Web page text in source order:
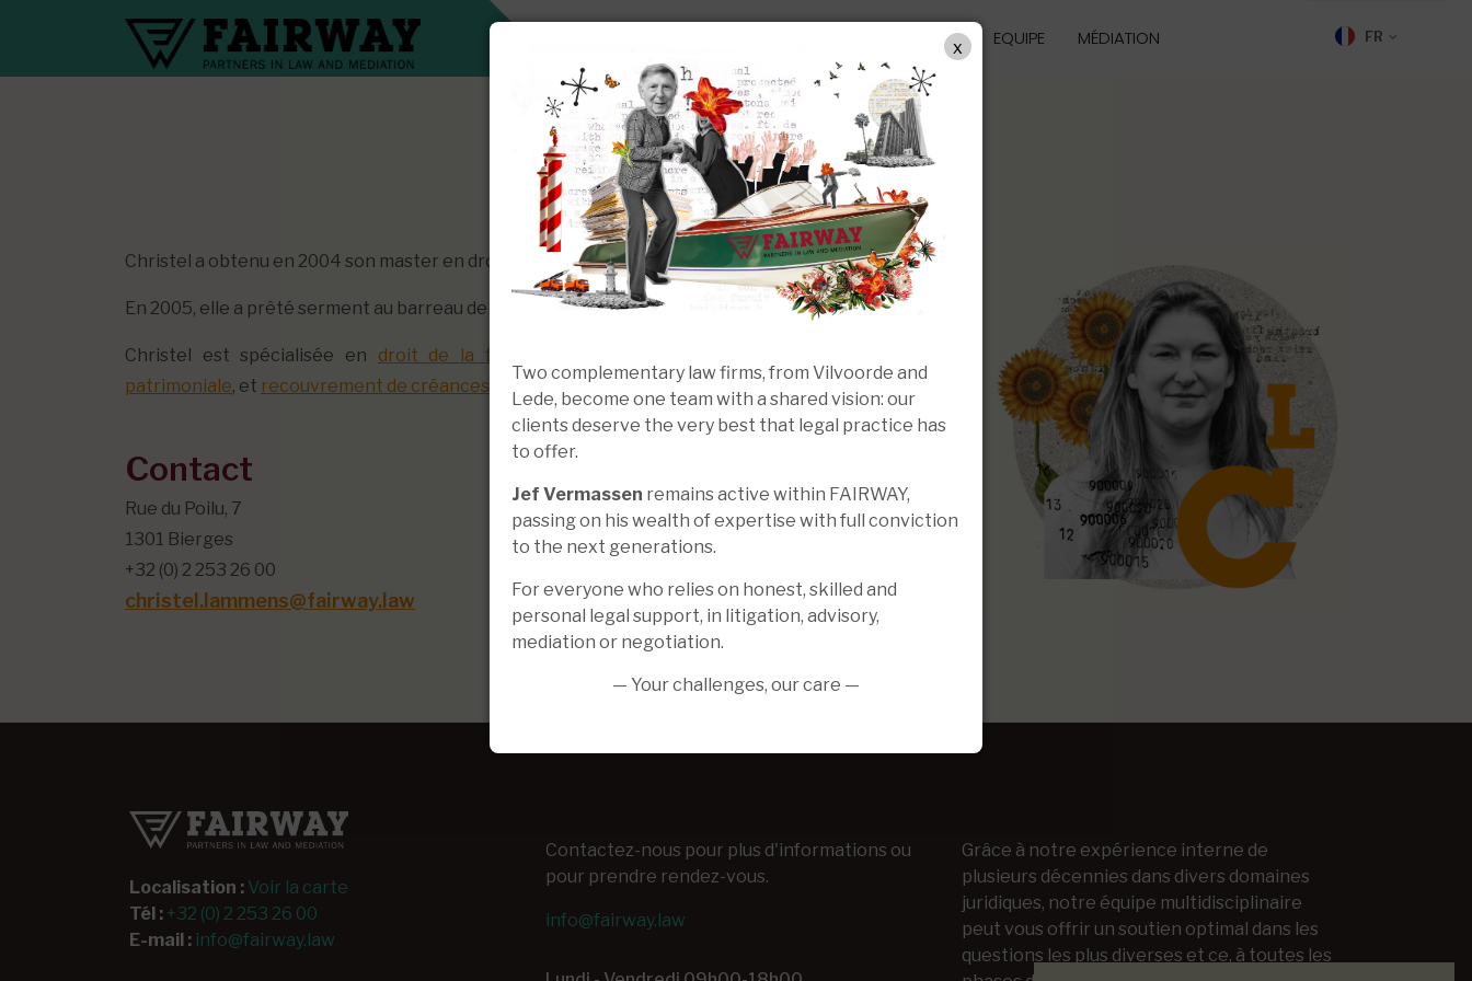
FR
DOMAINES DE COMPETENCES EQUIPE MÉDIATION
Christel Lammens
Avocate | Of Counsel
Christel a obtenu en 2004 son master en droit à l'Université Catholique de Louvain.
En 2005, elle a prêté serment au barreau de Bruxelles. En 2015, elle a rejoint FAIRWAY.
Christel est spécialisée en droit de la famille
patrimoniale, et recouvrement de créances
Contact
Rue du Poilu, 7
1301 Bierges
+32 (0) 2 253 26 00
christel.lammens@fairway.law
Localisation : Voir la carte
Tél : +32 (0) 2 253 26 00
E-mail : info@fairway.law
Contactez-nous pour plus d'informations ou
pour prendre rendez-vous.
info@fairway.law
Grâce à notre expérience interne de
plusieurs décennies dans divers domaines
juridiques, notre équipe multidisciplinaire
peut vous offrir un soutien optimal dans les
questions les plus diverses et ce, à toutes les
Two complementary law firms, from Vilvoorde and
Lede, become one team with a shared vision: our
clients deserve the very best that legal practice has
to offer.
Jef Vermassen remains active within FAIRWAY,
passing on his wealth of expertise with full conviction
to the next generations.
For everyone who relies on honest, skilled and
personal legal support, in litigation, advisory,
mediation or negotiation.
— Your challenges, our care —
x